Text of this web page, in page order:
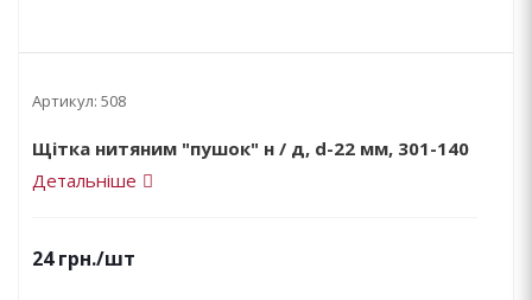
Артикул: 508
Щітка нитяним "пушок" н / д, d-22 мм, 301-140
Детальніше
24грн./шт